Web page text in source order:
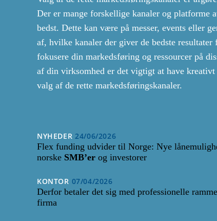
Der er mange forskellige kanaler og
bedst. Dette kan være på messer, events eller
af, hvilke kanaler der giver de bedste
fokusere din markedsføring og ressourcer på
af din virksomhed er det vigtigt at have
valg af de rette markedsføringskanaler.
NYHEDER 24/06/2026
Flex funding udvider til Norge: Nye
norske SMB’er og investorer
KONTOR 07/04/2026
Derfor betaler det sig med professionelle
firma